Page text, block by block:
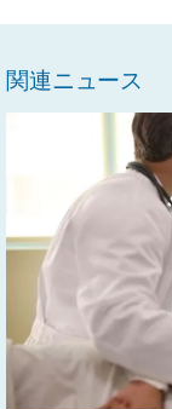
関連ニュース